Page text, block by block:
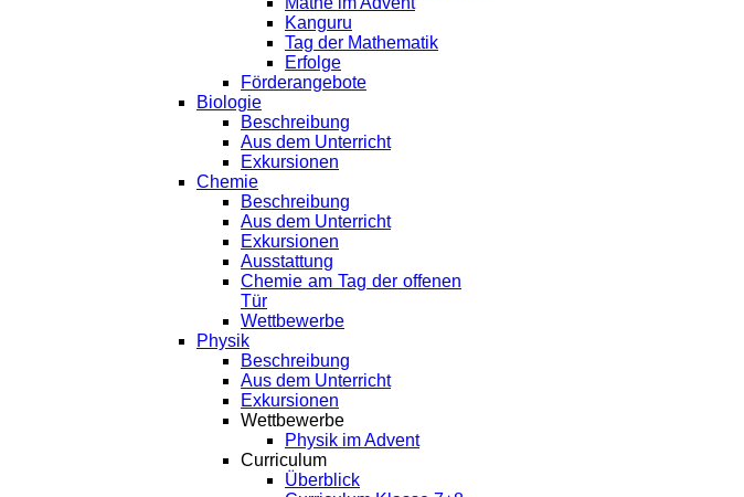
Kanguru
Tag der Mathematik
Erfolge
Förderangebote
Biologie
Beschreibung
Aus dem Unterricht
Exkursionen
Chemie
Beschreibung
Aus dem Unterricht
Exkursionen
Ausstattung
Chemie am Tag der offenen
Tür
Wettbewerbe
Physik
Beschreibung
Aus dem Unterricht
Exkursionen
Wettbewerbe
Physik im Advent
Curriculum
Überblick